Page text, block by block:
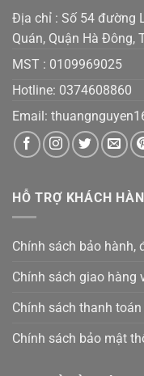
Địa chỉ : Số 54 đường
Quán, Quận Hà Đông,
MST : 0109969025
Hotline: 0374608860
Email:
HỖ TRỢ KHÁCH
Chính sách bảo hành,
Chính sách giao hàng
Chính sách thanh toán
Chính sách bảo mật